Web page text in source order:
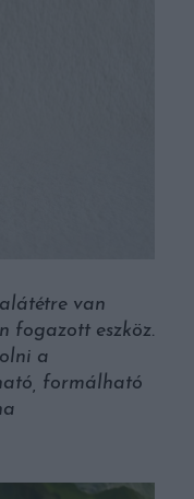
van
fogazott eszköz.
a
formálható